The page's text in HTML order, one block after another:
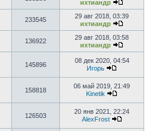
ихтиандр
233545
29 авг 2018, 03:39
ихтиандр
136922
29 авг 2018, 03:58
ихтиандр
145896
08 дек 2020, 04:54
Игорь
158818
06 май 2019, 21:49
Kinetik
126503
20 янв 2021, 22:24
AlexFrost